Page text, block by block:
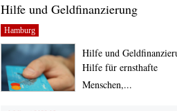
Hilfe und Geldfinanzierung
Hamburg
Hilfe und
Hilfe für ernsthafte
Menschen,...